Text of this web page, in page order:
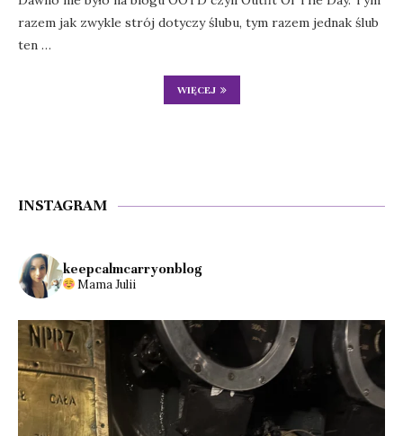
razem jak zwykle strój dotyczy ślubu, tym razem jednak ślub
ten …
WIĘCEJ
INSTAGRAM
keepcalmcarryonblog
Mama Julii